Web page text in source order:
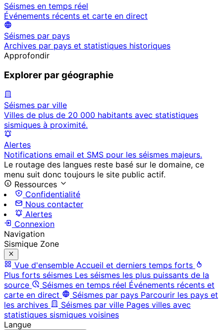
Séismes en temps réel
Événements récents et carte en direct
Séismes par pays
Archives par pays et statistiques historiques
Approfondir
Explorer par géographie
Séismes par ville
Villes de plus de 20 000 habitants avec statistiques
sismiques à proximité.
Alertes
Notifications email et SMS pour les séismes majeurs.
Le routage des langues reste basé sur le domaine, ce
menu suit donc toujours le site public actif.
Ressources
Confidentialité
Nous contacter
Alertes
Connexion
Navigation
Sismique Zone
Vue d'ensemble Accueil et derniers temps forts
Plus forts séismes Les séismes les plus puissants de la
source
Séismes en temps réel Événements récents et
carte en direct
Séismes par pays Parcourir les pays et
les archives
Séismes par ville Pages villes avec
statistiques sismiques voisines
Langue